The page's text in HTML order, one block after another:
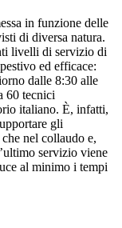
in funzione delle
di diversa natura.
livelli di servizio di
ed efficace:
dalle 8:30 alle
60 tecnici
italiano. È, infatti,
gli
nel collaudo e,
servizio viene
al minimo i tempi